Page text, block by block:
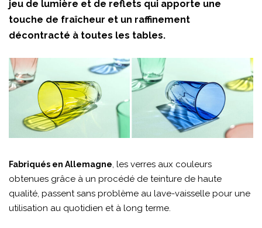
jeu de lumière et de reflets qui apporte une
touche de fraîcheur et un raffinement
décontracté à toutes les tables.
Fabriqués en Allemagne, les verres aux couleurs
obtenues grâce à un procédé de teinture de haute
qualité, passent sans problème au lave-vaisselle pour une
utilisation au quotidien et à long terme.